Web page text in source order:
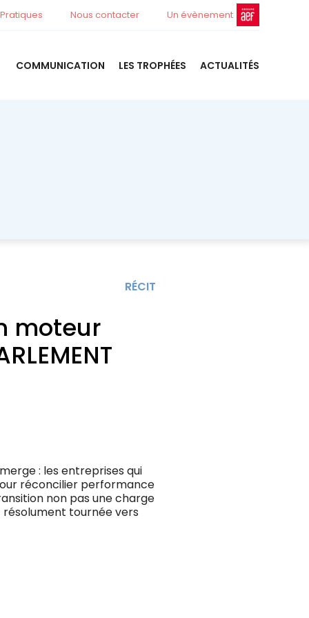
Nous contacter Un évènement
COMMUNICATION LES TROPHÉES ACTUALITÉS
RÉCIT
moteur
: les entreprises qui
réconcilier performance
non pas une charge
résolument tournée vers